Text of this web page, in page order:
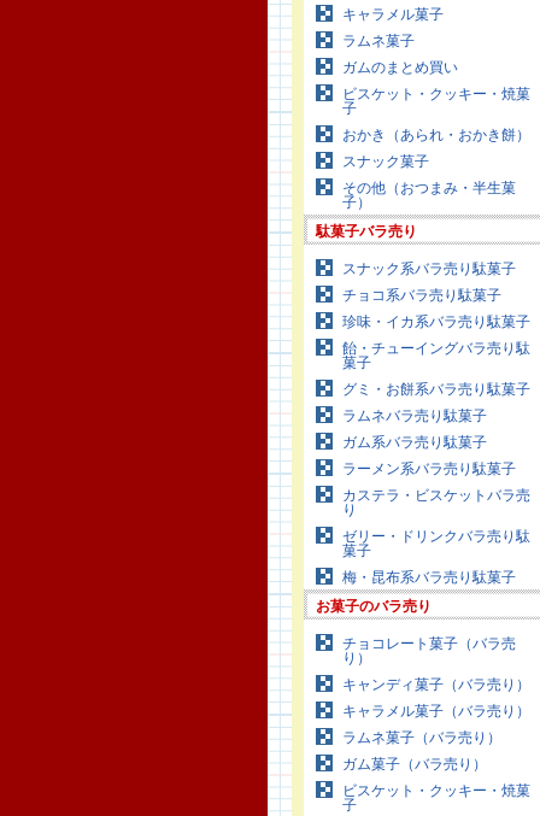
キャラメル菓子
ラムネ菓子
ガムのまとめ買い
ビスケット・クッキー・焼菓
子
おかき（あられ・おかき餅）
スナック菓子
その他（おつまみ・半生菓
子）
駄菓子バラ売り
スナック系バラ売り駄菓子
チョコ系バラ売り駄菓子
珍味・イカ系バラ売り駄菓子
飴・チューイングバラ売り駄
菓子
グミ・お餅系バラ売り駄菓子
ラムネバラ売り駄菓子
ガム系バラ売り駄菓子
ラーメン系バラ売り駄菓子
カステラ・ビスケットバラ売
り
ゼリー・ドリンクバラ売り駄
菓子
梅・昆布系バラ売り駄菓子
お菓子のバラ売り
チョコレート菓子（バラ売
り）
キャンディ菓子（バラ売り）
キャラメル菓子（バラ売り）
ラムネ菓子（バラ売り）
ガム菓子（バラ売り）
ビスケット・クッキー・焼菓
子